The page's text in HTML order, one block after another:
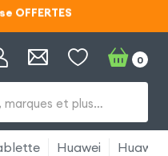
OFFERTES
marques et plus…
0
Huawei Huawei